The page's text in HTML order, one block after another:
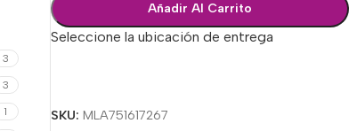
3
3
1
Añadir Al Carrito
Seleccione la ubicación de entrega
SKU: MLA751617267